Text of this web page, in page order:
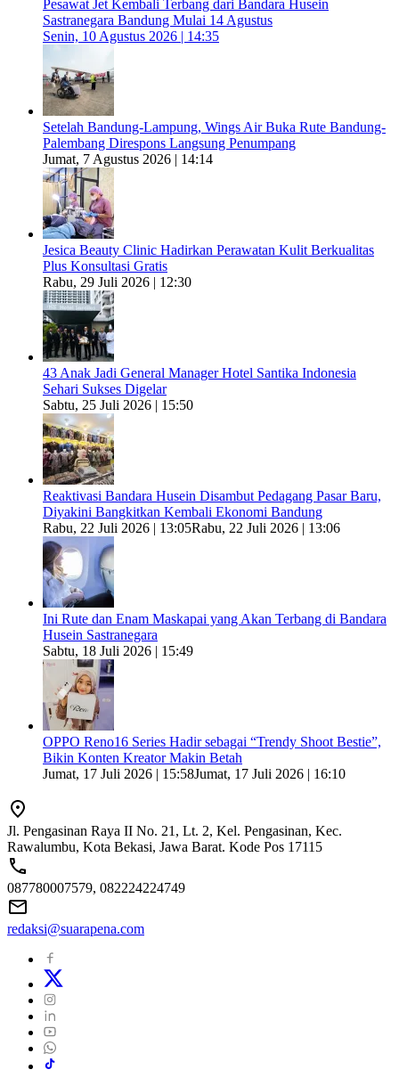
Pesawat Jet Kembali Terbang dari Bandara Husein
Sastranegara Bandung Mulai 14 Agustus
Senin, 10 Agustus 2026 | 14:35
Setelah Bandung-Lampung, Wings Air Buka Rute Bandung-
Palembang Direspons Langsung Penumpang
Jumat, 7 Agustus 2026 | 14:14
Jesica Beauty Clinic Hadirkan Perawatan Kulit Berkualitas
Plus Konsultasi Gratis
Rabu, 29 Juli 2026 | 12:30
43 Anak Jadi General Manager Hotel Santika Indonesia
Sehari Sukses Digelar
Sabtu, 25 Juli 2026 | 15:50
Reaktivasi Bandara Husein Disambut Pedagang Pasar Baru,
Diyakini Bangkitkan Kembali Ekonomi Bandung
Rabu, 22 Juli 2026 | 13:05Rabu, 22 Juli 2026 | 13:06
Ini Rute dan Enam Maskapai yang Akan Terbang di Bandara
Husein Sastranegara
Sabtu, 18 Juli 2026 | 15:49
OPPO Reno16 Series Hadir sebagai “Trendy Shoot Bestie”,
Bikin Konten Kreator Makin Betah
Jumat, 17 Juli 2026 | 15:58Jumat, 17 Juli 2026 | 16:10
Jl. Pengasinan Raya II No. 21, Lt. 2, Kel. Pengasinan, Kec.
Rawalumbu, Kota Bekasi, Jawa Barat. Kode Pos 17115
087780007579, 082224224749
redaksi@suarapena.com